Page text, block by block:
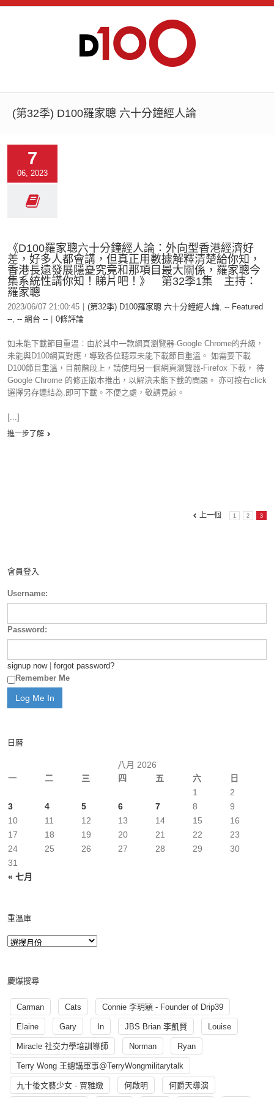
(第32季) D100羅家聰 六十分鐘經人論
7
06, 2023
《D100羅家聰六十分鐘經人論：外向型香港經濟好
差，好多人都會講，但真正用數據解釋清楚給你知，
香港長遠發展隱憂究竟和那項目最大關係，羅家聰今
集系統性講你知！睇片吧！》 第32季1集 主持：
羅家聰
2023/06/07 21:00:45 (第32季) D100羅家聰 六十分鐘經人論, -- Featured
--, -- 網台 -- 0條評論
如未能下載節目重溫︰由於其中一款網頁瀏覽器-Google Chrome的升級，
未能與D100網頁對應，導致各位聽眾未能下載節目重溫。 如需要下載
D100節目重溫，目前階段上，請使用另一個網頁瀏覽器-Firefox 下載， 待
Google Chrome 的修正版本推出，以解決未能下載的問題。 亦可按右click
選擇另存連結為,即可下載。不便之處，敬請見諒。
[...]
進一步了解
上一個 1 2 3
會員登入
Username:
Password:
signup now| forgot password?
Remember Me
日曆
八月 2026
一
二 三 四 五 六 日
« 七月
1
2
3
4 5 6 7 8
9
10
11 12 13 14 15
16
17
18 19 20 21 22
23
24
25 26 27 28 29
30
31
重溫庫
慶爆搜尋
Carman Cats Connie 李玥穎 - Founder of Drip39
Elaine Gary In JBS Brian 李凱賢 Louise
Miracle 社交力學培訓導師 Norman Ryan
Terry Wong 王總講軍事@TerryWongmilitarytalk
九十後文藝少女 - 賈雅緻 何啟明 何爵天導演